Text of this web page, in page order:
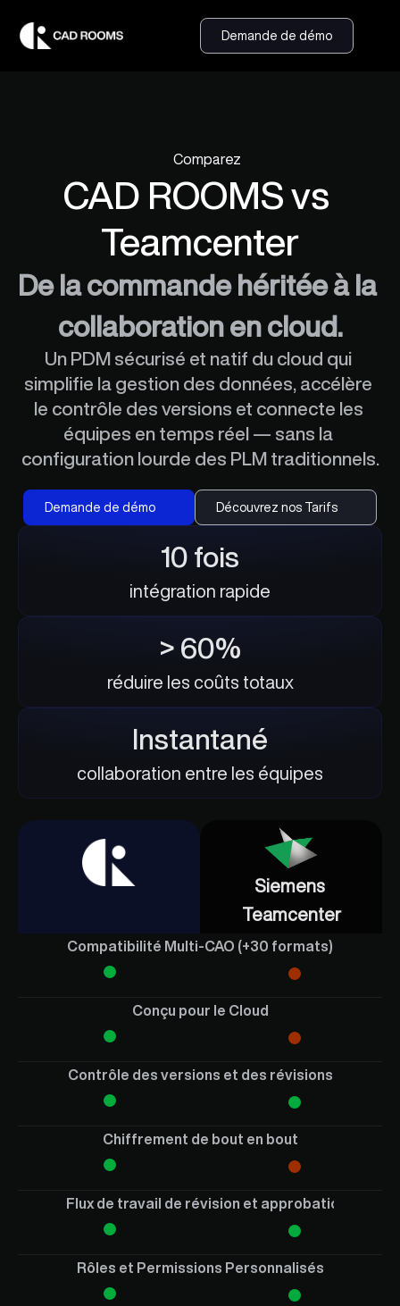
Comparez
CAD ROOMS vs
Teamcenter
De la commande héritée à la
collaboration en cloud.
Un PDM sécurisé et natif du cloud qui
simplifie la gestion des données, accélère
le contrôle des versions et connecte les
équipes en temps réel — sans la
configuration lourde des PLM traditionnels.
Demande de démo Découvrez nos Tarifs
10 fois
intégration rapide
> 60%
réduire les coûts totaux
Instantané
collaboration entre les équipes
CAD ROOMS
Siemens
Teamcenter
Compatibilité Multi-CAO (+30 formats)
Conçu pour le Cloud
Contrôle des versions et des révisions
Chiffrement de bout en bout
Flux de travail de révision et approbation
Rôles et Permissions Personnalisés
Demande de démo